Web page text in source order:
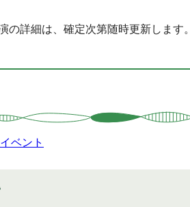
詳細は、確定次第随時更新します。
ベント